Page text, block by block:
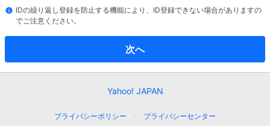
IDの繰り返し登録を防止する機能により、ID登録できない場合がありますの
でご注意ください。
次へ
Yahoo! JAPAN
プライバシーポリシー
プライバシーセンター